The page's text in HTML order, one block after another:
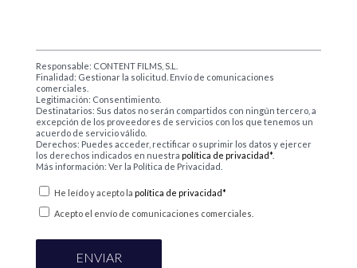
Responsable: CONTENT FILMS, S.L.
Finalidad: Gestionar la solicitud. Envío de comunicaciones
comerciales.
Legitimación: Consentimiento.
Destinatarios: Sus datos no serán compartidos con ningún tercero, a
excepción de los proveedores de servicios con los que tenemos un
acuerdo de servicio válido.
Derechos: Puedes acceder, rectificar o suprimir los datos y ejercer
los derechos indicados en nuestra política de privacidad*.
Más información: Ver la Política de Privacidad.
He leído y acepto la política de privacidad*
Acepto el envío de comunicaciones comerciales.